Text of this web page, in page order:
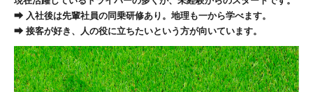
⮕ 入社後は先輩社員の同乗研修あり。地理も一から学べます。
⮕ 接客が好き、人の役に立ちたいという方が向いています。